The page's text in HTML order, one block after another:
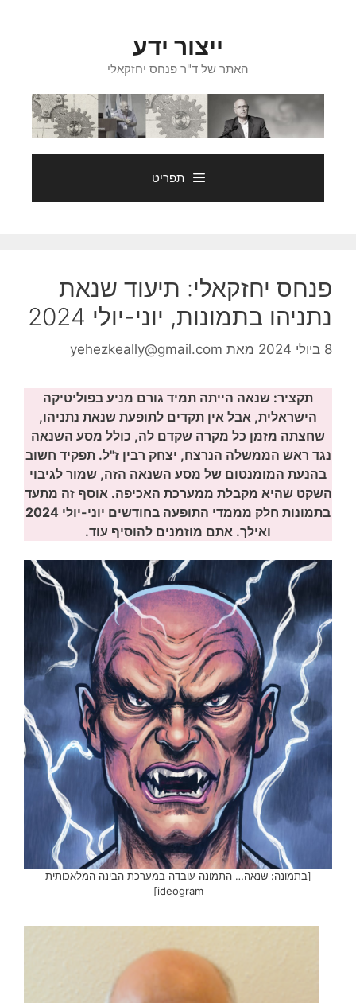
ייצור ידע
האתר של ד"ר פנחס יחזקאלי
תפריט
פנחס יחזקאלי: תיעוד שנאת
נתניהו בתמונות, יוני-יולי 2024
8 ביולי 2024 מאת yehezkeally@gmail.com
תקציר: שנאה הייתה תמיד גורם מניע בפוליטיקה
הישראלית, אבל אין תקדים לתופעת שנאת נתניהו,
שחצתה מזמן כל מקרה שקדם לה, כולל מסע השנאה
נגד ראש הממשלה הנרצח, יצחק רבין ז"ל. תפקיד חשוב
בהנעת המומנטום של מסע השנאה הזה, שמור לגיבוי
השקט שהיא מקבלת ממערכת האכיפה.אוסף זה מתעד
בתמונות חלק מממדי התופעה בחודשים יוני-יולי 2024
ואילך. אתם מוזמנים להוסיף עוד.
[בתמונה: שנאה… התמונה עובדה במערכת הבינה המלאכותית
ideogram]